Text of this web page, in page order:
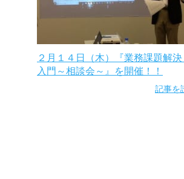
２月１４日（木）『業務課題解決
入門～相談会～』を開催！！
記事を